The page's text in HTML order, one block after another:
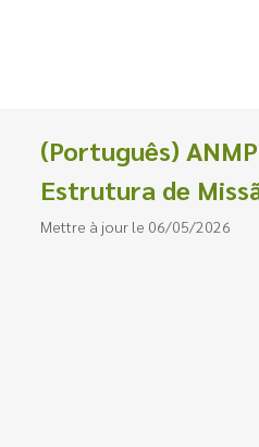
Chercher
(Português)
Estrutura de
Mettre à jour le 06/05/2026